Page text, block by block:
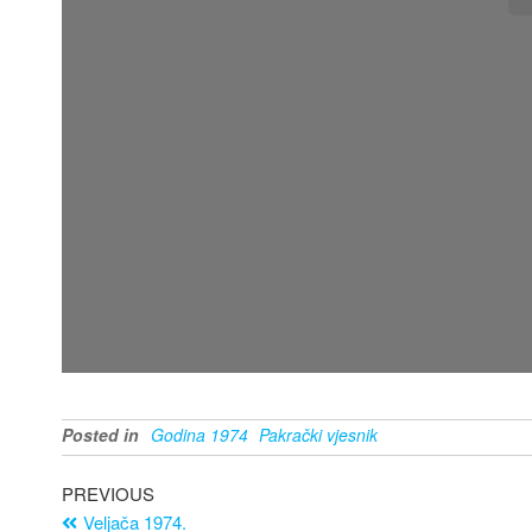
Posted in Godina 1974 Pakrački vjesnik
PREVIOUS
Veljača 1974.